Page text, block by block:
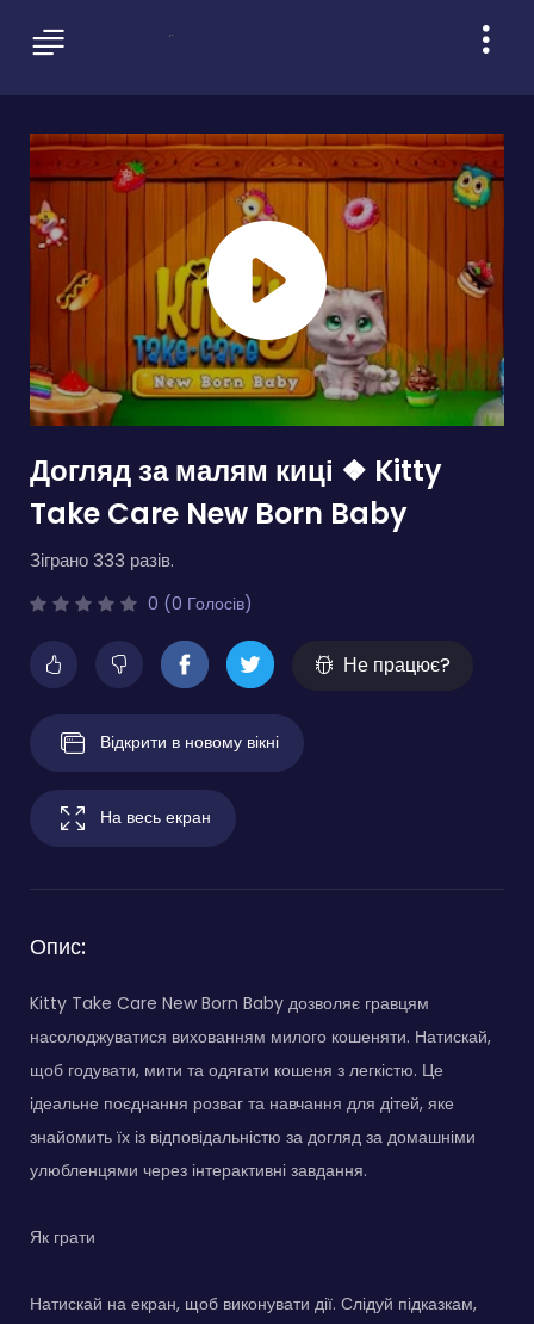
Догляд за малям киці ❖ Kitty
Take Care New Born Baby
Зіграно 333 разів.
0 (0 Голосів)
Не працює?
Відкрити в новому вікні
На весь екран
Опис:
Kitty Take Care New Born Baby дозволяє гравцям
насолоджуватися вихованням милого кошеняти. Натискай,
щоб годувати, мити та одягати кошеня з легкістю. Це
ідеальне поєднання розваг та навчання для дітей, яке
знайомить їх із відповідальністю за догляд за домашніми
улюбленцями через інтерактивні завдання.
Як грати
Натискай на екран, щоб виконувати дії. Слідуй підказкам,